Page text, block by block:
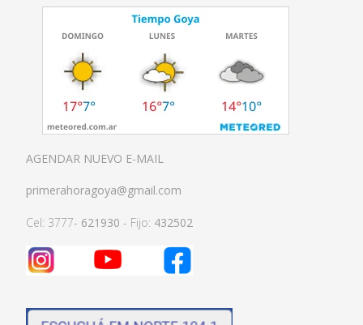
AGENDAR NUEVO E-MAIL
primerahoragoya@gmail.com
Cel: 3777- 621930 - Fijo: 432502